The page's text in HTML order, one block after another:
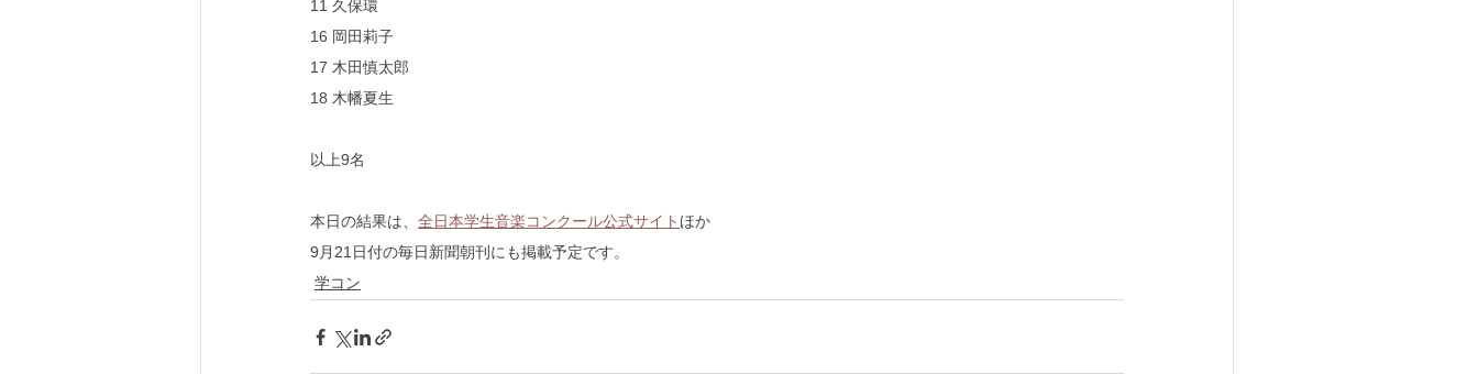
11 久保環
16 岡田莉子
17 木田慎太郎
18 木幡夏生
以上9名
本日の結果は、 全日本学生音楽コンクール公式サイトほか
9月21日付の毎日新聞朝刊にも掲載予定です。
学コン